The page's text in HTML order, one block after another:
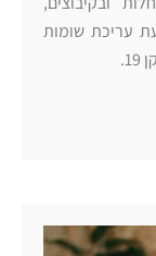
עריכת שומות